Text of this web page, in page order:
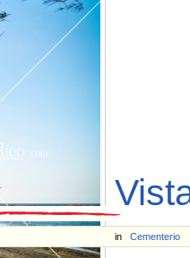
in Cementerio